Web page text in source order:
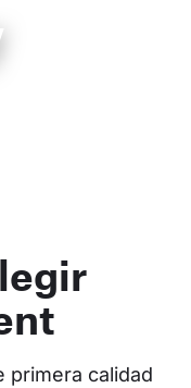
primera calidad